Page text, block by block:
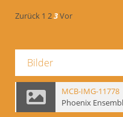
Zurück 1 23Vor
Bilder
MCB-IMG-11778